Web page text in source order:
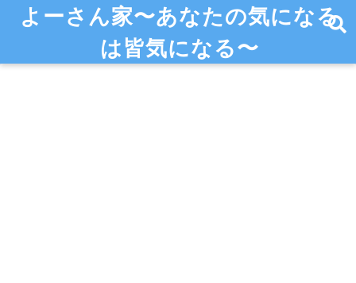
よーさん家〜あなたの気になる
は皆気になる〜